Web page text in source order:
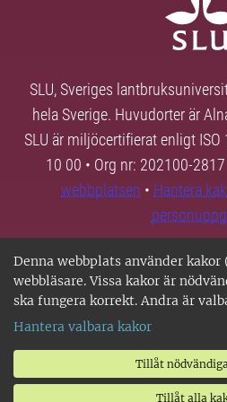
Denna webbplats använder
webbläsare. Vissa kakor är
ska fungera korrekt. Andra är
Hantera valbara kakor
Tillåt
Tillåt alla
SLU, Sveriges
hela Sverige. Huvudorter är
SLU är miljöcertifierat enligt
10 00 • Org nr: 202100-2817
webbplatsen • Hantera